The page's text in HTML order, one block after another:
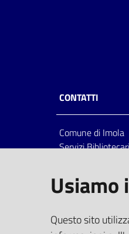
CONTATTI
Comune di Imola
Servizi
Italia
centralino: tel
PEC
Usiamo
Questo sito